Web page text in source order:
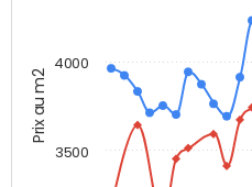
Prix au m2
3500
4000